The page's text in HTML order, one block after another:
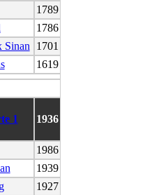
1789
1786
Sinan
1701
1619
1 1936
1986
1939
1927